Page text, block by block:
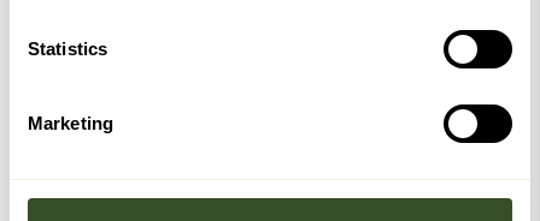
Statistics
Marketing
Kanskje du også vil like disse